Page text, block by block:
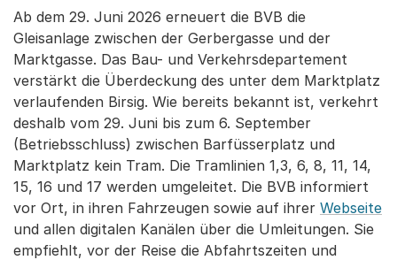
Ab dem 29. Juni 2026 erneuert die BVB die
Gleisanlage zwischen der Gerbergasse und der
Marktgasse. Das Bau- und Verkehrsdepartement
verstärkt die Überdeckung des unter dem Marktplatz
verlaufenden Birsig. Wie bereits bekannt ist, verkehrt
deshalb vom 29. Juni bis zum 6. September
(Betriebsschluss) zwischen Barfüsserplatz und
Marktplatz kein Tram. Die Tramlinien 1,3, 6, 8, 11, 14,
15, 16 und 17 werden umgeleitet. Die BVB informiert
vor Ort, in ihren Fahrzeugen sowie auf ihrer Webseite
und allen digitalen Kanälen über die Umleitungen. Sie
empfiehlt, vor der Reise die Abfahrtszeiten und